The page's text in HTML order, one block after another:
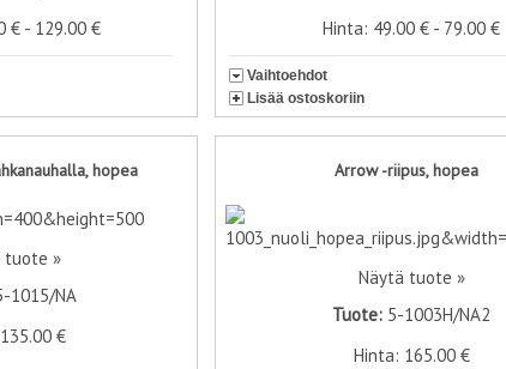
€ - 129.00 €
Hinta: 49.00 € - 79.00 €
Vaihtoehdot
Lisää ostoskoriin
hopea
tuote »
1015/NA
€
Arrow -riipus, hopea
Näytä tuote »
Tuote: 5-1003H/NA2
Hinta: 165.00 €